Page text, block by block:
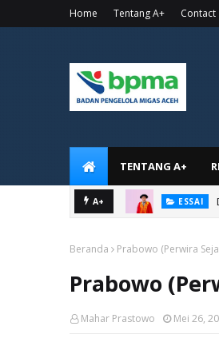
Home Tentang A+ Contact
TENTANG A+
A+ ESSAI
Beranda Prabowo (Perwira
Prabowo
Mahar Prastowo Mei 26,